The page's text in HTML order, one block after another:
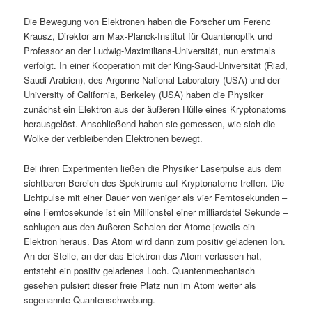
Die Bewegung von Elektronen haben die Forscher um Ferenc
Krausz, Direktor am Max-Planck-Institut für Quantenoptik und
Professor an der Ludwig-Maximilians-Universität, nun erstmals
verfolgt. In einer Kooperation mit der King-Saud-Universität (Riad,
Saudi-Arabien), des Argonne National Laboratory (USA) und der
University of California, Berkeley (USA) haben die Physiker
zunächst ein Elektron aus der äußeren Hülle eines Kryptonatoms
herausgelöst. Anschließend haben sie gemessen, wie sich die
Wolke der verbleibenden Elektronen bewegt.
Bei ihren Experimenten ließen die Physiker Laserpulse aus dem
sichtbaren Bereich des Spektrums auf Kryptonatome treffen. Die
Lichtpulse mit einer Dauer von weniger als vier Femtosekunden –
eine Femtosekunde ist ein Millionstel einer milliardstel Sekunde –
schlugen aus den äußeren Schalen der Atome jeweils ein
Elektron heraus. Das Atom wird dann zum positiv geladenen Ion.
An der Stelle, an der das Elektron das Atom verlassen hat,
entsteht ein positiv geladenes Loch. Quantenmechanisch
gesehen pulsiert dieser freie Platz nun im Atom weiter als
sogenannte Quantenschwebung.